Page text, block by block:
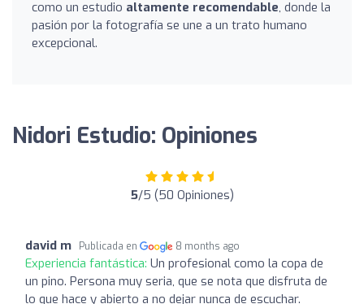
como un estudio altamente recomendable, donde la
pasión por la fotografía se une a un trato humano
excepcional.
Nidori Estudio: Opiniones
5/5 (50 Opiniones)
david m Publicada en 8 months ago
Experiencia fantástica: Un profesional como la copa de
un pino. Persona muy seria, que se nota que disfruta de
lo que hace y abierto a no dejar nunca de escuchar.